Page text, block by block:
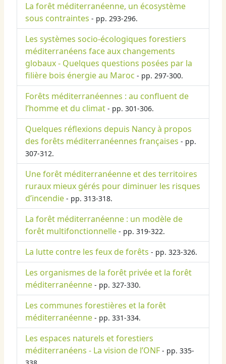
La forêt méditerranéenne, un écosystème
sous contraintes - pp. 293-296.
Les systèmes socio-écologiques forestiers
méditerranéens face aux changements
globaux - Quelques questions posées par la
filière bois énergie au Maroc - pp. 297-300.
Forêts méditerranéennes : au confluent de
l’homme et du climat - pp. 301-306.
Quelques réflexions depuis Nancy à propos
des forêts méditerranéennes françaises - pp.
307-312.
Une forêt méditerranéenne et des territoires
ruraux mieux gérés pour diminuer les risques
d’incendie - pp. 313-318.
La forêt méditerranéenne : un modèle de
forêt multifonctionnelle - pp. 319-322.
La lutte contre les feux de forêts - pp. 323-326.
Les organismes de la forêt privée et la forêt
méditerranéenne - pp. 327-330.
Les communes forestières et la forêt
méditerranéenne - pp. 331-334.
Les espaces naturels et forestiers
méditerranéens - La vision de l’ONF - pp. 335-